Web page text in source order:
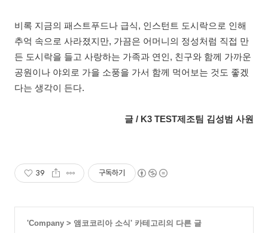
비록 지금의 패스트푸드나 급식, 인스턴트 도시락으로 인해
추억 속으로 사라졌지만, 가끔은 어머니의 정성처럼 직접 만
든 도시락을 들고 사랑하는 가족과 연인, 친구와 함께 가까운
공원이나 야외로 가을 소풍을 가서 함께 먹어보는 것도 좋겠
다는 생각이 든다.
글 / K3 TEST제조팀 김성범 사원
39 구독하기
'Company > 앰코코리아 소식' 카테고리의 다른 글